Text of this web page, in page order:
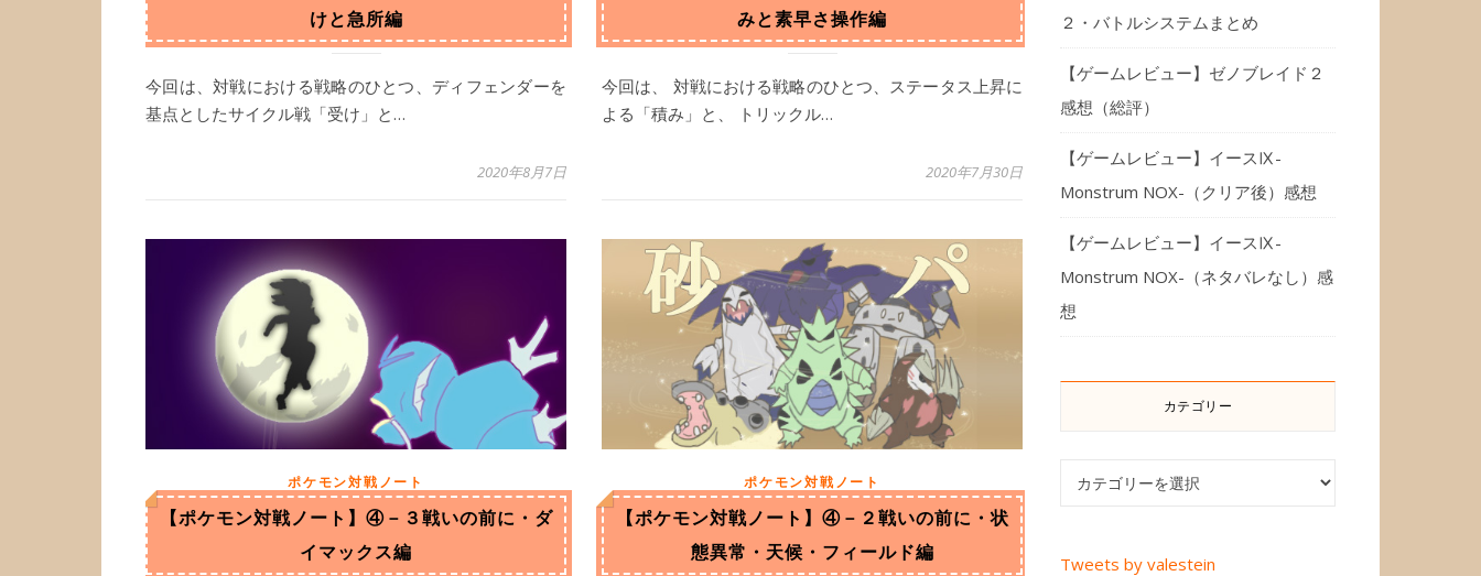
けと急所編
今回は、対戦における戦略のひとつ、ディフェンダーを
基点としたサイクル戦「受け」と…
2020年8月7日
みと素早さ操作編
今回は、 対戦における戦略のひとつ、ステータス上昇に
よる「積み」と、 トリックル…
2020年7月30日
ポケモン対戦ノート
【ポケモン対戦ノート】④－３戦いの前に・ダ
イマックス編
ポケモン対戦ノート
【ポケモン対戦ノート】④－２戦いの前に・状
態異常・天候・フィールド編
２・バトルシステムまとめ
【ゲームレビュー】ゼノブレイド２
感想（総評）
【ゲームレビュー】イースⅨ-
Monstrum NOX-（クリア後）感想
【ゲームレビュー】イースⅨ-
Monstrum NOX-（ネタバレなし）感
想
カテゴリー
カテゴリー
Tweets by valestein